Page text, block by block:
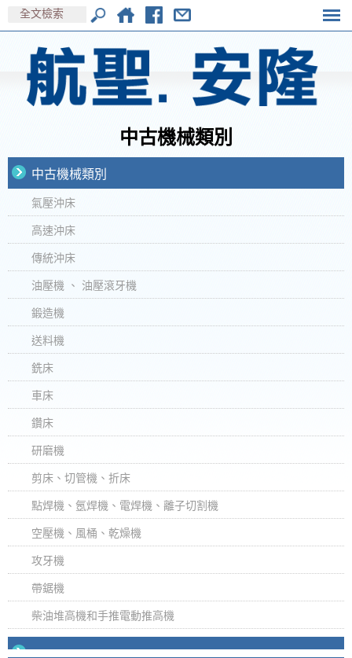
中古機械類別
中古機械類別
氣壓沖床
高速沖床
傳統沖床
油壓機 、 油壓滾牙機
鍛造機
送料機
銑床
車床
鑽床
研磨機
剪床、切管機、折床
點焊機、氬焊機、電焊機、離子切割機
空壓機、風桶、乾燥機
攻牙機
帶鋸機
柴油堆高機和手推電動推高機